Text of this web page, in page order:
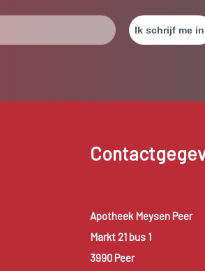
Apotheek Meysen Peer
Markt 21 bus 1
3990 Peer